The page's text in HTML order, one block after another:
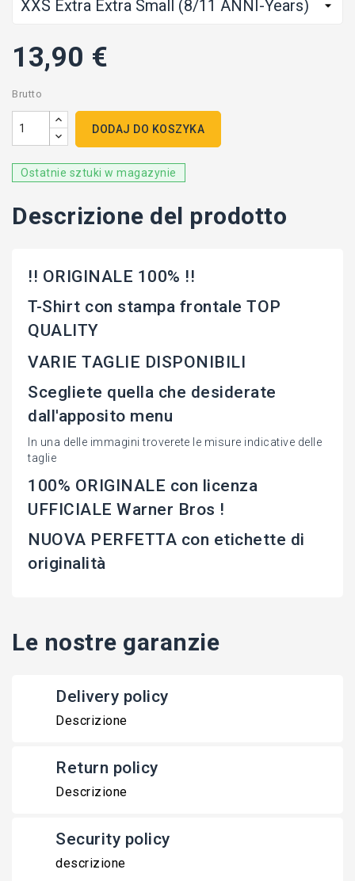
13,90 €
Brutto
DODAJ DO KOSZYKA
Ostatnie sztuki w magazynie
Descrizione del prodotto
!! ORIGINALE 100% !!
T-Shirt con stampa frontale TOP
QUALITY
VARIE TAGLIE DISPONIBILI
Scegliete quella che desiderate
dall'apposito menu
In una delle immagini troverete le misure indicative delle
taglie
100% ORIGINALE con licenza
UFFICIALE Warner Bros !
NUOVA PERFETTA con etichette di
originalità
Le nostre garanzie
Delivery policy
Descrizione
Return policy
Descrizione
Security policy
descrizione